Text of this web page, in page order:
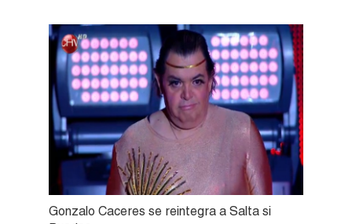
Gonzalo Caceres se reintegra a Salta si